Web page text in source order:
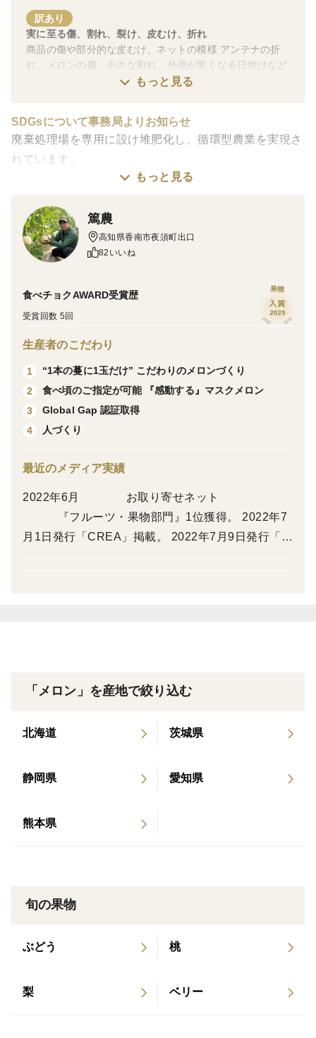
訳あり
実に至る傷、割れ、裂け、皮むけ、折れ
商品の傷や部分的な皮むけ、ネットの模様 アンテナの折
れ、メロンの傷、小さな割れ、外側が黒くなる日焼けなど
で訳アリとして選別されたものです。
もっと見る
SDGsについて事務局よりお知らせ
廃棄処理場を専用に設け堆肥化し、循環型農業を実現さ
れています。
1玉1.9kg以上の訳アリ商品です。
⚠️食べ頃になると果肉が透き通ることがありますが、品
質に問題はなく柔らかめでお召しあがり頂けます。
自分用として、親しい友人や身内の方のために、いかが
ですか？
メロンをご家庭でも、どんどん召し上がっていただける
満足して頂けるお買い得価格で提供させていただきま
す。
通常の箱より大きな特別仕様の「メガ箱」でお届けいた
【一果相伝マスクメロンよくあるご質問】
Q.メッセージカードはつけられますか？
A.大変申し訳ございませんが、メッセージカードは贈答
A.贈答品以上を優先し、できるだけご希望に添えるよう
ご希望がない場合収穫後すぐの状態(10日ほど追熟期
特記事項に記載いただけた場合はご希望に添えるよう
A.弊社では一年を通してマスクメロンの育成をしており
クメロンの品種でも季節に適した種で育成するため果実
もっと見る
篤農
高知県香南市夜須町出口
82いいね
食べチョクAWARD受賞歴
受賞回数 5回
果物
生産者のこだわり
1
“1本の蔓に1玉だけ” こだわりのメロンづくり
2
食べ頃のご指定が可能 『感動する』マスクメロン
3
Global Gap 認証取得
4
人づくり
最近のメディア実績
2022年6月 お取り寄せネット
『フルーツ・果物部門』1位獲得。 2022年7
月1日発行「CREA」掲載。 2022年7月9日発行「サ
「メロン」を産地で絞り込む
北海道 茨城県
静岡県 愛知県
熊本県
旬の果物
ぶどう 桃
梨 ベリー